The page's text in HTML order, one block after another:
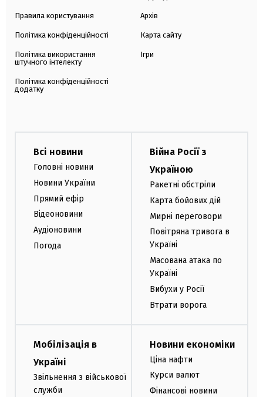
Правила користування
Політика конфіденційності
Політика використання
штучного інтелекту
Політика конфіденційності
додатку
Архів
Карта сайту
Ігри
Всі новини
Головні новини
Новини України
Прямий ефір
Відеоновини
Аудіоновини
Погода
Війна Росії з
Україною
Ракетні обстріли
Карта бойових дій
Мирні переговори
Повітряна тривога в
Україні
Масована атака по
Україні
Вибухи у Росії
Втрати ворога
Мобілізація в
Україні
Звільнення з військової
служби
Новини економіки
Ціна нафти
Курси валют
Фінансові новини